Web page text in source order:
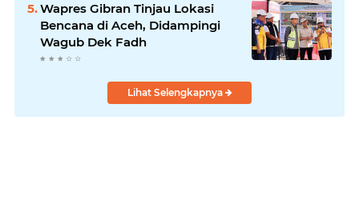
Wapres Gibran Tinjau Lokasi
Bencana di Aceh, Didampingi
Wagub Dek Fadh
Lihat Selengkapnya